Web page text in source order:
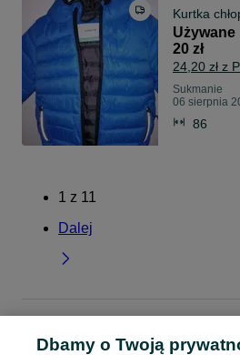
Kurtka
Używane
20 zł
24,20 zł z
Sukmanie
06 sierpnia
86
1 z 11
Dalej
Dbamy o Twoją